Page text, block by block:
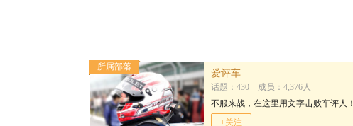
所属部落
爱评车
话题：430 成员：4,376人
不服来战，在这里用文字击败车评人！
+关注